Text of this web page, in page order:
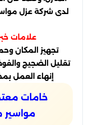
لدى شركة عزل
علامات
تجهيز المكان
تقليل الضجيج
إنهاء العمل
خامات
مواسير